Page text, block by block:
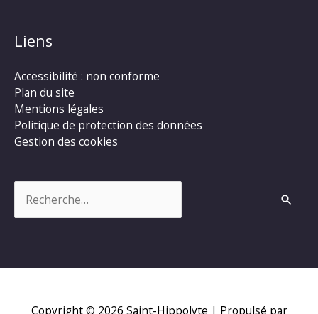
Liens
Accessibilité : non conforme
Plan du site
Mentions légales
Politique de protection des données
Gestion des cookies
Copyright © 2026 Saint-Hippolyte | Propulsé par